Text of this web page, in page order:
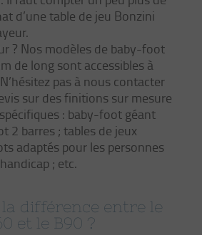
d’une table de jeu Bonzini
? Nos modèles de baby-foot
de long sont accessibles à
pas à nous contacter
sur des finitions sur mesure
: baby-foot géant
2 barres ; tables de jeux
adaptés pour les personnes
; etc.
la différence entre le
et le B90 ?